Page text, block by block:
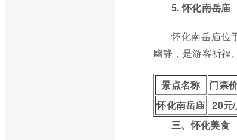
5. 怀化南岳庙
怀化南岳庙位
幽静，是游客祈福
景点名称 门票
怀化南岳庙 20元
三、怀化美食